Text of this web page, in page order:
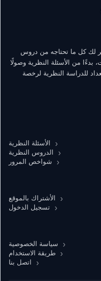
لك كل ما تحتاجه من دروس
بدءًا من الأسئلة النظرية وصولًا
للدراسة النظرية لرخصة
الأسئلة النظرية
الدروس النظرية
شواخص المرور
الأشتراك بالموقع
تسجيل الدخول
سياسة الخصوصية
طريقة الاستخدام
اتصل بنا